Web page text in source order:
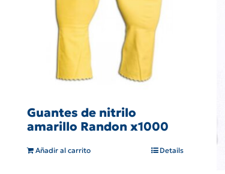
Guantes de nitrilo
amarillo Randon x1000
Añadir al carrito Details